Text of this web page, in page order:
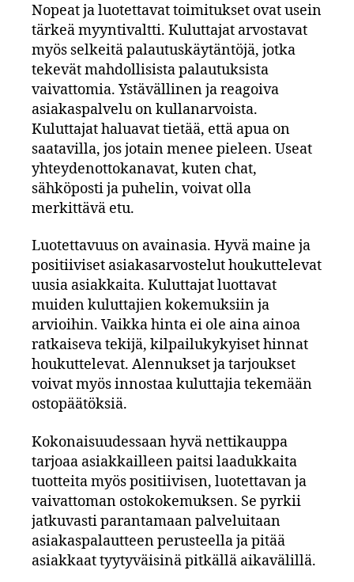
Nopeat ja luotettavat toimitukset ovat usein
tärkeä myyntivaltti. Kuluttajat arvostavat
myös selkeitä palautuskäytäntöjä, jotka
tekevät mahdollisista palautuksista
vaivattomia. Ystävällinen ja reagoiva
asiakaspalvelu on kullanarvoista.
Kuluttajat haluavat tietää, että apua on
saatavilla, jos jotain menee pieleen. Useat
yhteydenottokanavat, kuten chat,
sähköposti ja puhelin, voivat olla
merkittävä etu.
Luotettavuus on avainasia. Hyvä maine ja
positiiviset asiakasarvostelut houkuttelevat
uusia asiakkaita. Kuluttajat luottavat
muiden kuluttajien kokemuksiin ja
arvioihin. Vaikka hinta ei ole aina ainoa
ratkaiseva tekijä, kilpailukykyiset hinnat
houkuttelevat. Alennukset ja tarjoukset
voivat myös innostaa kuluttajia tekemään
ostopäätöksiä.
Kokonaisuudessaan hyvä nettikauppa
tarjoaa asiakkailleen paitsi laadukkaita
tuotteita myös positiivisen, luotettavan ja
vaivattoman ostokokemuksen. Se pyrkii
jatkuvasti parantamaan palveluitaan
asiakaspalautteen perusteella ja pitää
asiakkaat tyytyväisinä pitkällä aikavälillä.